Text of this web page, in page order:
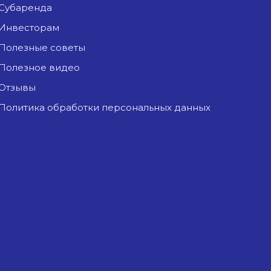
Субаренда
Инвесторам
Полезные советы
Полезное видео
Отзывы
Политика обработки персональных данных